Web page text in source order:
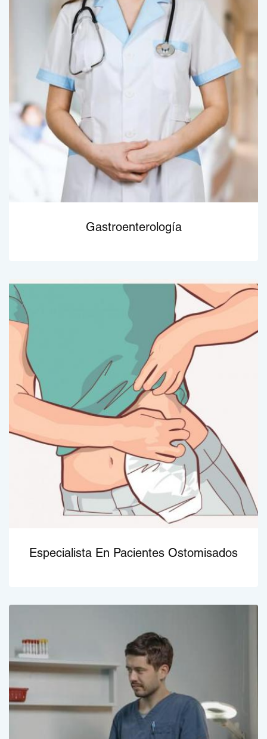
Gastroenterología
Especialista En Pacientes Ostomisados